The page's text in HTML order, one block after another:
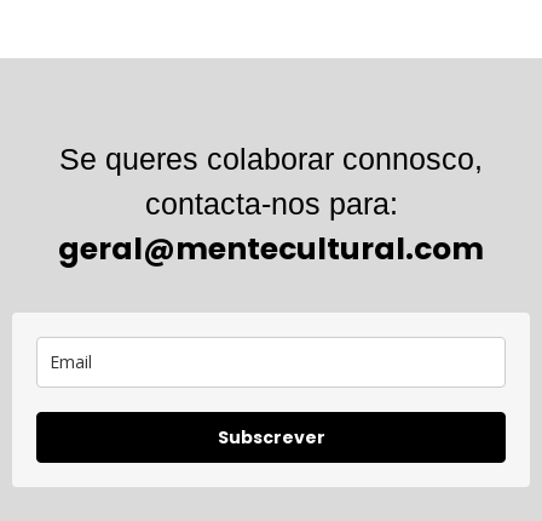
Se queres colaborar connosco,
contacta-nos para:
geral@mentecultural.com
Subscrever